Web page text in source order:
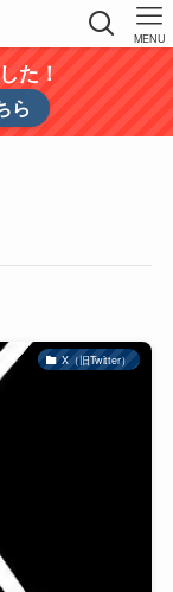
MENU
た！
ら
X（旧Twitter）